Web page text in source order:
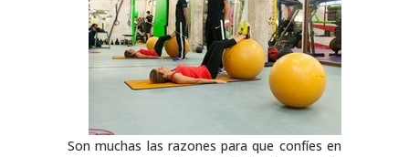
Son muchas las razones para que confíes en